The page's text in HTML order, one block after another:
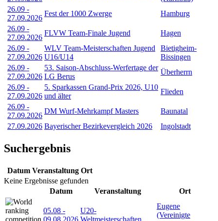
26.09 -
27.09.2026
Fest der 1000 Zwerge
Hamburg
26.09 -
27.09.2026
FLVW Team-Finale Jugend
Hagen
26.09 -
27.09.2026
WLV Team-Meisterschaften Jugend
U16/U14
Bietigheim-
Bissingen
26.09 -
27.09.2026
53. Saison-Abschluss-Werfertage der
LG Berus
Überherrn
26.09 -
27.09.2026
5. Sparkassen Grand-Prix 2026, U10
und älter
Flieden
26.09 -
27.09.2026
DM Wurf-Mehrkampf Masters
Baunatal
27.09.2026 Bayerischer Bezirkevergleich 2026 Ingolstadt
Suchergebnis
Datum Veranstaltung Ort
Keine Ergebnisse gefunden
Datum
Veranstaltung Ort
05.08 -
09.08.2026
U20-
Weltmeisterschaften
Eugene
(Vereinigte